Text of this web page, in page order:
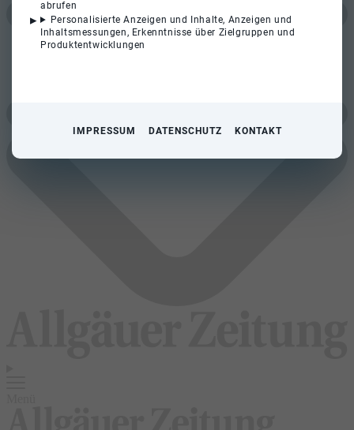
abrufen
Personalisierte Anzeigen und Inhalte, Anzeigen und
Inhaltsmessungen, Erkenntnisse über Zielgruppen und
Produktentwicklungen
IMPRESSUM DATENSCHUTZ KONTAKT